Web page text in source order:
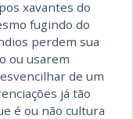
xavantes do
fugindo do
perdem sua
ou usarem
de um
já tão
é ou não cultura